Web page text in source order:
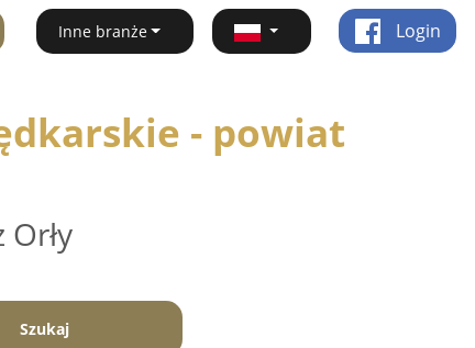
Inne branże Login
- powiat
Szukaj